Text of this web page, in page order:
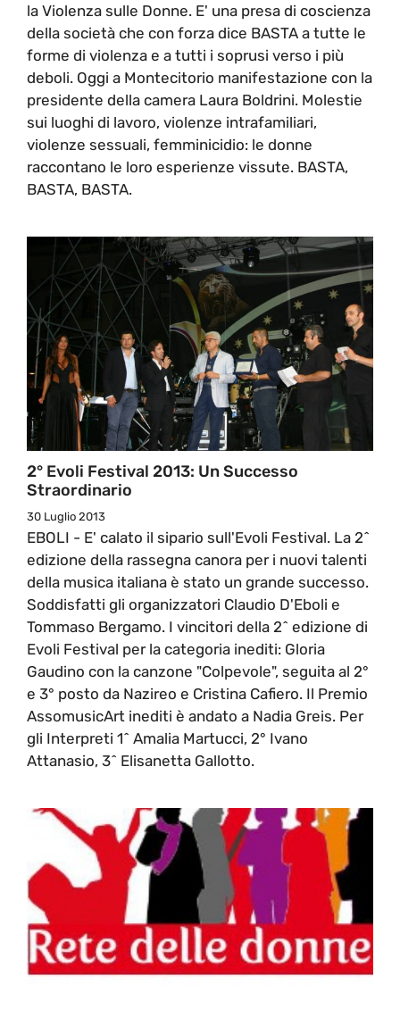
la Violenza sulle Donne. E' una presa di coscienza
della società che con forza dice BASTA a tutte le
forme di violenza e a tutti i soprusi verso i più
deboli. Oggi a Montecitorio manifestazione con la
presidente della camera Laura Boldrini. Molestie
sui luoghi di lavoro, violenze intrafamiliari,
violenze sessuali, femminicidio: le donne
raccontano le loro esperienze vissute. BASTA,
BASTA, BASTA.
2° Evoli Festival 2013: Un Successo
Straordinario
30 Luglio 2013
EBOLI - E' calato il sipario sull'Evoli Festival. La 2^
edizione della rassegna canora per i nuovi talenti
della musica italiana è stato un grande successo.
Soddisfatti gli organizzatori Claudio D'Eboli e
Tommaso Bergamo. I vincitori della 2^ edizione di
Evoli Festival per la categoria inediti: Gloria
Gaudino con la canzone "Colpevole", seguita al 2°
e 3° posto da Nazireo e Cristina Cafiero. Il Premio
AssomusicArt inediti è andato a Nadia Greis. Per
gli Interpreti 1^ Amalia Martucci, 2° Ivano
Attanasio, 3^ Elisanetta Gallotto.